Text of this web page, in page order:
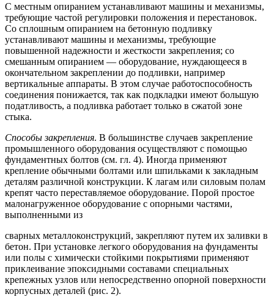
С местным опиранием устанавливают машины и механизмы,
требующие частой регулировки положения и перестановок.
Со сплошным опиранием на бетонную подливку
устанавливают машины и механизмы, требующие
повышенной надежности и жесткости закрепления; со
смешанным опиранием — оборудование, нуждающееся в
окончательном закреплении до подливки, например
вертикальные аппараты. В этом случае работоспособность
соединения понижается, так как подкладки имеют большую
податливость, а подливка работает только в сжатой зоне
стыка.
Способы закрепления. В большинстве случаев закрепление
промышленного оборудования осуществляют с помощью
фундаментных болтов (см. гл. 4). Иногда применяют
крепление обычными болтами или шпильками к закладным
деталям различной конструкции. К лагам или силовым полам
крепят часто переставляемое оборудование. Порой простое
малонагруженное оборудование с опорными частями,
выполненными из
сварных металлоконструкций, закрепляют путем их заливки в
бетон. При установке легкого оборудования на фундаменты
или полы с химически стойкими покрытиями применяют
приклеивание эпоксидными составами специальных
крепежных узлов или непосредственно опорной поверхности
корпусных деталей (рис. 2).